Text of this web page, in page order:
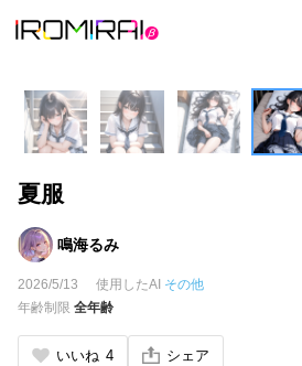
夏服
鳴海るみ
2026/5/13 使用したAI その他
年齢制限 全年齢
いいね 4 シェア